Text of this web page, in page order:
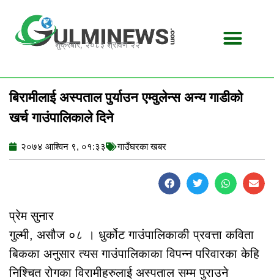
content
शुक्रबार, २०८३ श्रावण २२
बिरामीलाई अस्पताल पुर्याउन एम्वुलेन्स अन्य गाडीको
खर्च गाउंपालिकाले दिने
२०७४ आश्विन ९, ०१:३३ गाउँघरका खबर
प्रेम सुनार
गुल्मी, असौज ०८ । धुर्कोट गाउंपालिकाकी प्रवत्ता कविता
बिकका अनुसार त्यस गाउंपालिकाका विपन्न परिवारका केहि
निश्चित रोगका विरामीहरुलाई अस्पताल सम्म पुराउने